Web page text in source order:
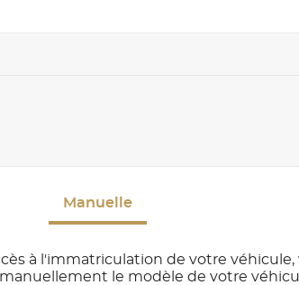
Manuelle
à l'immatriculation de votre véhicule,
le modèle de votre